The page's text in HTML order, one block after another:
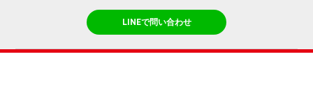
LINEで問い合わせ